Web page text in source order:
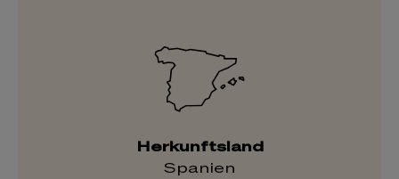
Herkunftsland
Spanien